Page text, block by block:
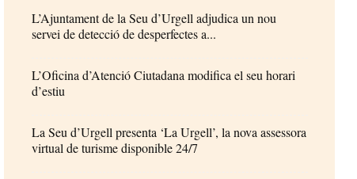
L’Ajuntament de la Seu d’Urgell adjudica un nou
servei de detecció de desperfectes a...
L’Oficina d’Atenció Ciutadana modifica el seu horari
d’estiu
La Seu d’Urgell presenta ‘La Urgell’, la nova assessora
virtual de turisme disponible 24/7